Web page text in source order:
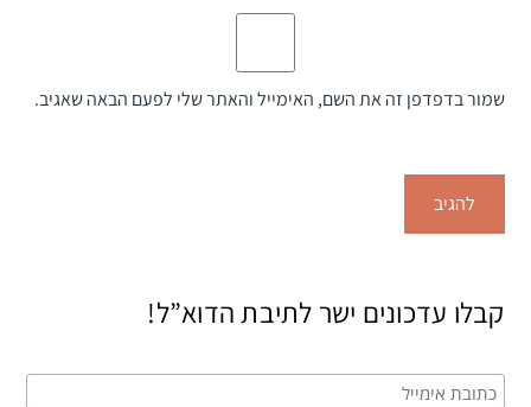
שמור בדפדפן זה את השם, האימייל והאתר שלי לפעם הבאה שאגיב.
קבלו עדכונים ישר לתיבת הדוא”ל!